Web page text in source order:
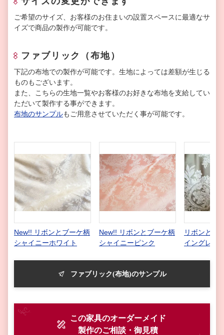
ご希望のサイズ、お客様のお住まいの設置スペースに最適なサ
イズで商品の製作が可能です。
ファブリック（布地）
下記の布地での製作が可能です。生地によっては差額が生じる
ものもございます。
また、こちらの生地一覧やお客様のお好きな布地を支給してい
ただいて製作する事ができます。
布地のサンプルもご用意させていただく事が可能です。
New!! リボンとブーケ柄
シャイニーホワイト
New!! リボンとブーケ柄
シャイニーピンク
リボンとブ
イングレー
ファブリック(布地)のサンプル
この家具のオーダーメイド
製作のご相談・御見積